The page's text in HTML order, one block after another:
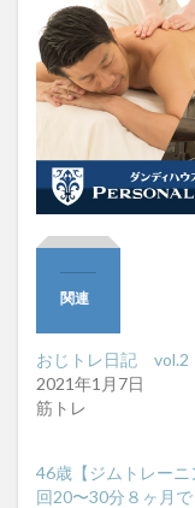
関連
おじトレ日記 vol.2
2021年1月7日
筋トレ
46歳【ジムトレーニ
回20〜30分８ヶ月で